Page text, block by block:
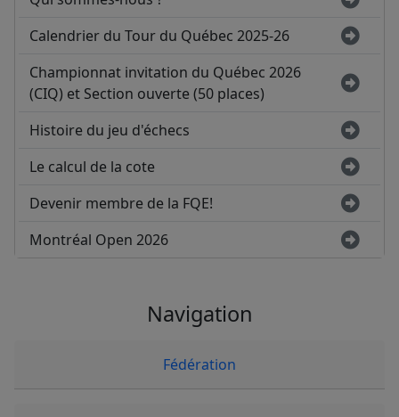
Calendrier du Tour du Québec 2025-26
Championnat invitation du Québec 2026
(CIQ) et Section ouverte (50 places)
Histoire du jeu d'échecs
Le calcul de la cote
Devenir membre de la FQE!
Montréal Open 2026
Navigation
Fédération